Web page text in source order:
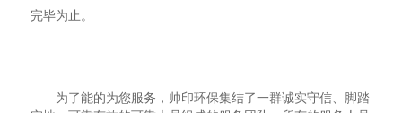
完毕为止。
为了能的为您服务，帅印环保集结了一群诚实守信、脚踏